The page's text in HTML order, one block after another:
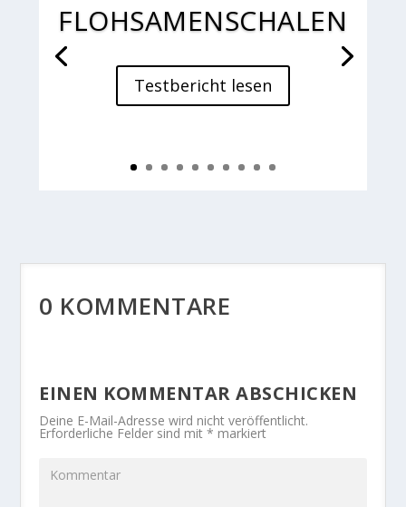
FLOHSAMENSCHALEN
Testbericht lesen
0 KOMMENTARE
EINEN KOMMENTAR ABSCHICKEN
Deine E-Mail-Adresse wird nicht veröffentlicht.
Erforderliche Felder sind mit* markiert